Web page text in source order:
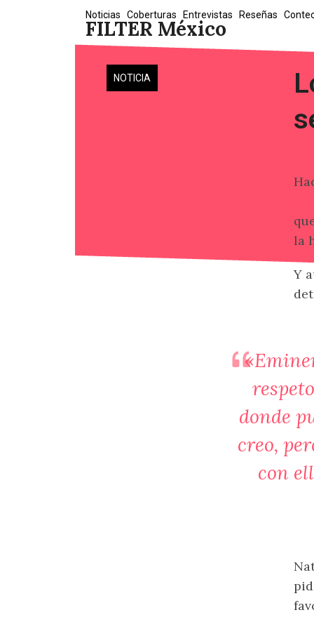
FILTER México
Noticias Coberturas Entrevistas Reseñas
NOTICIA
la
Y
donde
creo,
con